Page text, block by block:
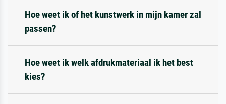
Hoe weet ik of het kunstwerk in mijn kamer zal
passen?
Hoe weet ik welk afdrukmateriaal ik het best
kies?